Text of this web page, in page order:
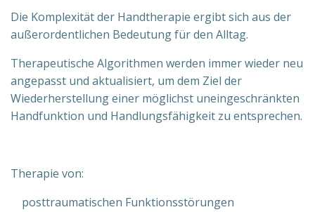
Die Komplexität der Handtherapie ergibt sich aus der
außerordentlichen Bedeutung für den Alltag.
Therapeutische Algorithmen werden immer wieder neu
angepasst und aktualisiert, um dem Ziel der
Wiederherstellung einer möglichst uneingeschränkten
Handfunktion und Handlungsfähigkeit zu entsprechen.
Therapie von:
posttraumatischen Funktionsstörungen